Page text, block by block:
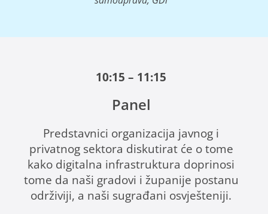
10:15 – 11:15
Panel
Predstavnici organizacija javnog i
privatnog sektora diskutirat će o tome
kako digitalna infrastruktura doprinosi
tome da naši gradovi i županije postanu
održiviji, a naši sugrađani osvješteniji.